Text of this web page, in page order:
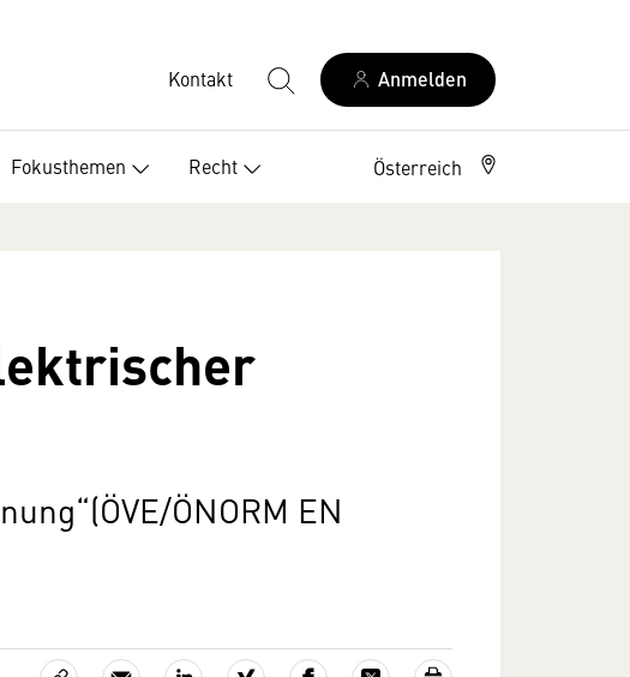
Kontakt Anmelden
Fokusthemen Recht Elektriker Österreich
Österreich
ÖNORM EN